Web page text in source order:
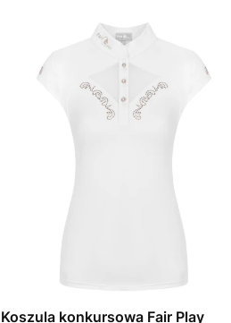
Koszula konkursowa Fair Play